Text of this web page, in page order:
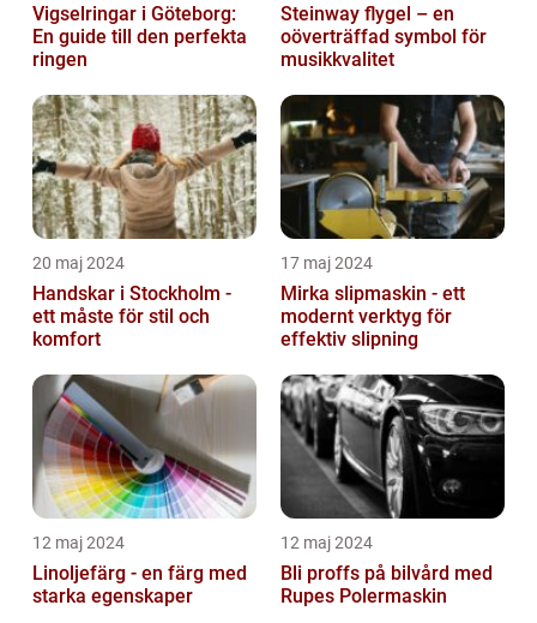
Vigselringar i Göteborg:
En guide till den perfekta
ringen
Steinway flygel – en
oöverträffad symbol för
musikkvalitet
20 maj 2024
Handskar i Stockholm -
ett måste för stil och
komfort
17 maj 2024
Mirka slipmaskin - ett
modernt verktyg för
effektiv slipning
12 maj 2024
Linoljefärg - en färg med
starka egenskaper
12 maj 2024
Bli proffs på bilvård med
Rupes Polermaskin